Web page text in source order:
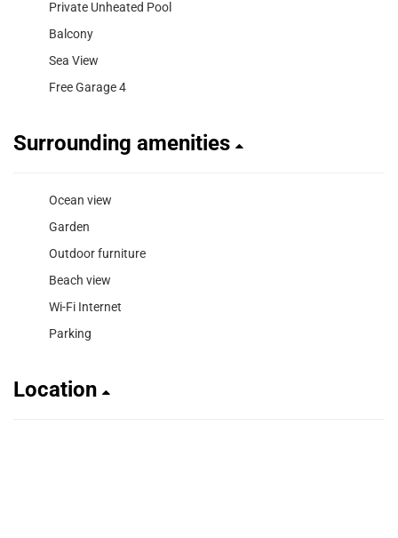
Private Unheated Pool
Balcony
Sea View
Free Garage 4
Surrounding amenities
Ocean view
Garden
Outdoor furniture
Beach view
Wi-Fi Internet
Parking
Location